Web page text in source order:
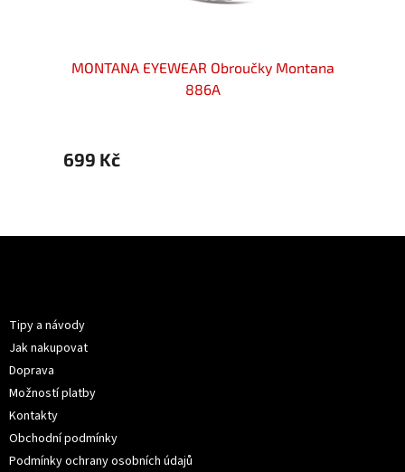
MONTANA EYEWEAR Obroučky Montana
886A
699 Kč
Tipy a návody
Jak nakupovat
Doprava
Možností platby
Kontakty
Obchodní podmínky
Podmínky ochrany osobních údajů